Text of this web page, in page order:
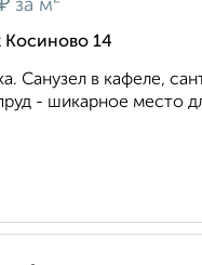
₽ за м²
Косиново 14
Санузел в кафеле,
- шикарное место